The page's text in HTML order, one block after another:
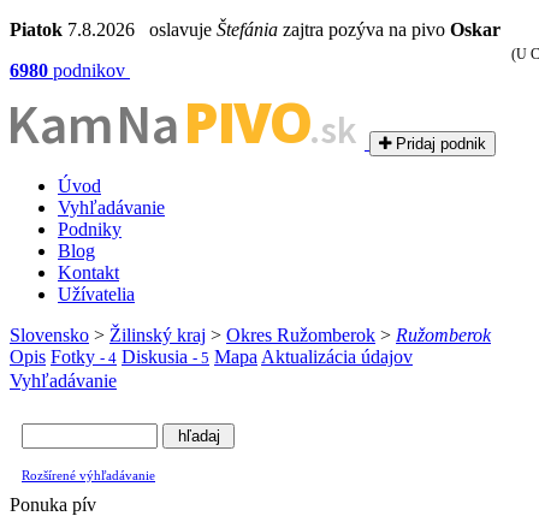
Piatok 7.8.2026 oslavuje Štefánia zajtra pozýva na pivo Oskar
6980 podnikov
Kam NaPIVO.sk Pridaj podnik
Úvod
Vyhľadávanie
Podniky
Blog
Kontakt
Užívatelia
Slovensko > Žilinský kraj > Okres Ružomberok > Ružomberok
Opis Fotky - 4 Diskusia - 5 Mapa Aktualizácia údajov
Vyhľadávanie
Rozšírené výhľadávanie
Ponuka pív
(U